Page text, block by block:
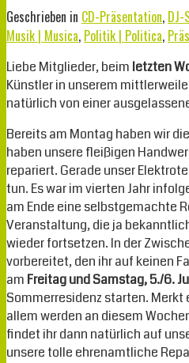
Geschrieben in CD-Präsentation, DJ-
Musik | Musica, Politik | Politica,
Liebe Mitglieder, beim letzten
Künstler in unserem
natürlich von einer
Bereits am Montag haben wir
haben unsere fleißigen
repariert. Gerade unser
tun. Es war im vierten Jahr
am Ende eine selbstgemachte
Veranstaltung, die ja
wieder fortsetzen. In der
vorbereitet, den ihr auf keinen
am Freitag und Samstag, 5./6.
Sommerresidenz starten. Merkt
allem werden an diesem
findet ihr dann natürlich auf
unsere tolle ehrenamtliche